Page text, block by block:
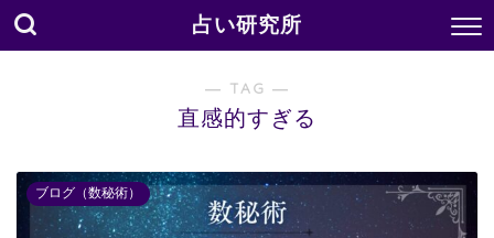
占い研究所
― TAG ―
直感的すぎる
ブログ（数秘術）